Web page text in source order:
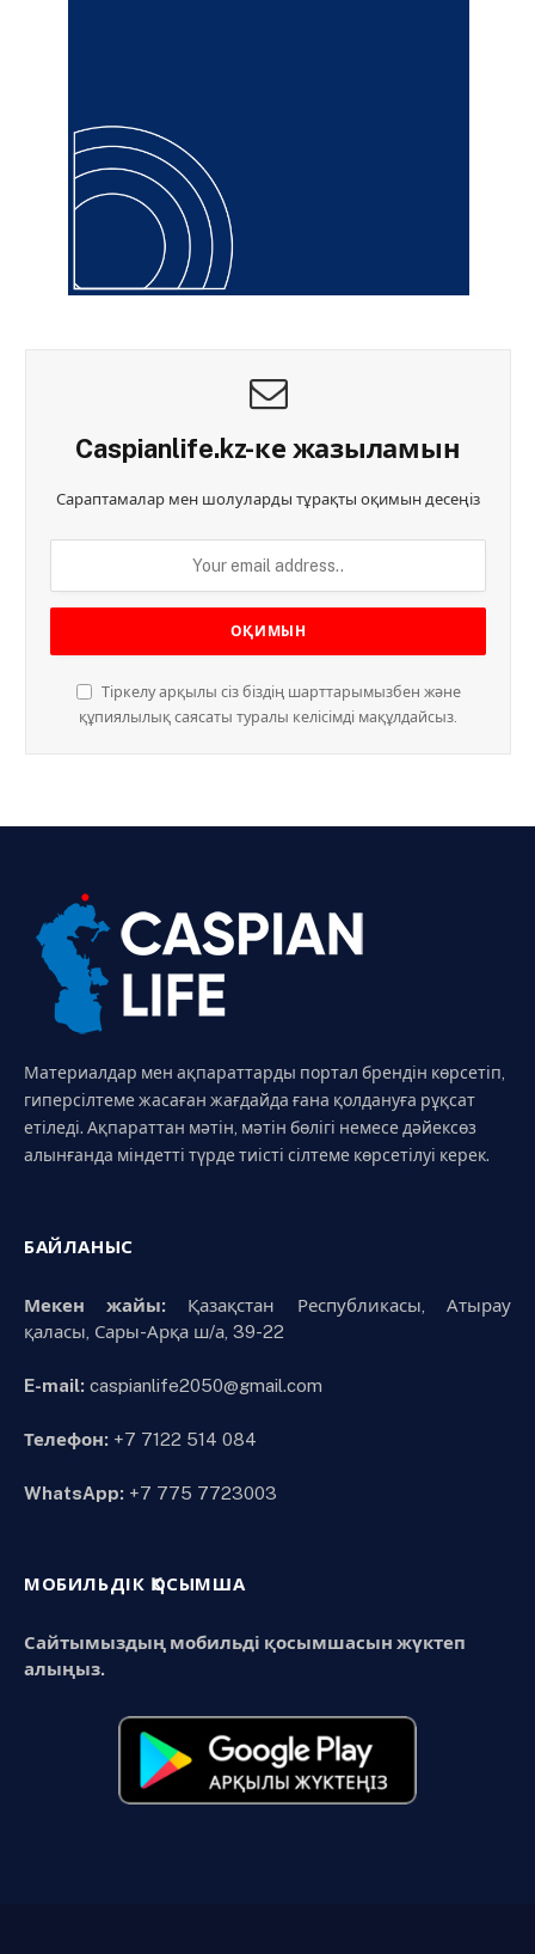
Caspianlife.kz-ке жазыламын
Сараптамалар мен шолуларды тұрақты оқимын десеңіз
Тіркелу арқылы сіз біздің шарттарымызбен және
құпиялылық саясаты туралы келісімді мақұлдайсыз.
Материалдар мен ақпараттарды портал брендін көрсетіп,
гиперсілтеме жасаған жағдайда ғана қолдануға рұқсат
етіледі. Ақпараттан мәтін, мәтін бөлігі немесе дәйексөз
алынғанда міндетті түрде тиісті сілтеме көрсетілуі керек.
БАЙЛАНЫС
Мекен жайы:Қазақстан Республикасы, Атырау
қаласы, Сары-Арқа ш/а, 39-22
E-mail: caspianlife2050@gmail.com
Телефон: +7 7122 514 084
WhatsApp: +7 775 7723003
МОБИЛЬДІК ҚОСЫМША
Сайтымыздың мобильді қосымшасын жүктеп
алыңыз.